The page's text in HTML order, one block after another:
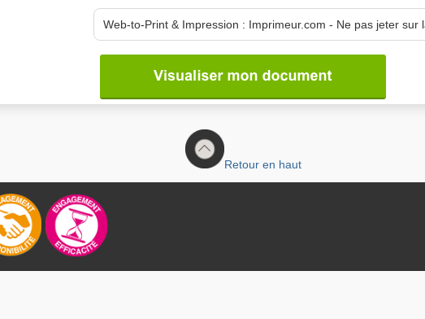
Retour en haut